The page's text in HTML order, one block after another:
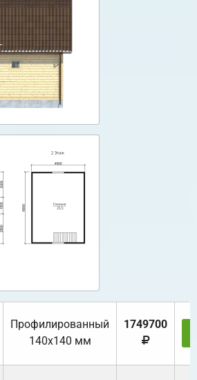
Профилированный
140х140 мм
1749700